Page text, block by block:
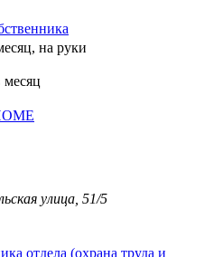
на руки
улица, 51/5
отдела (охрана труда и